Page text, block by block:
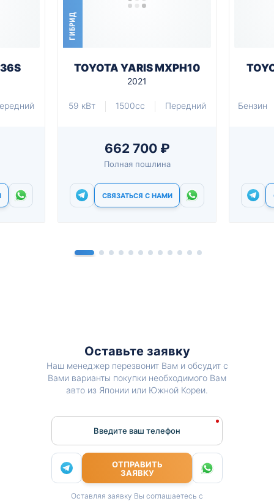
ГИБРИД
TOYOTA YARIS MXPH10
2021
59 кВт 1500cc Передний
662 700 ₽
Полная пошлина
СВЯЗАТЬСЯ С НАМИ
Бензин
Оставьте заявку
Наш менеджер перезвонит Вам и обсудит с
Вами варианты покупки необходимого Вам
авто из Японии или Южной Кореи.
Введите ваш телефон
ОТПРАВИТЬ
ЗАЯВКУ
Оставляя заявку Вы соглашаетесь с